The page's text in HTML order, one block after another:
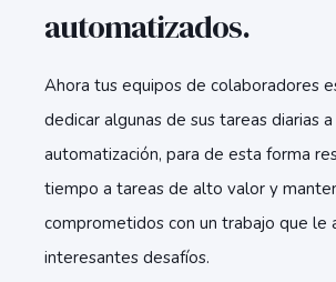
automatizados.
Ahora tus equipos de colaboradores
dedicar algunas de sus tareas diarias a
automatización, para de esta forma
tiempo a tareas de alto valor y
comprometidos con un trabajo que le
interesantes desafíos.